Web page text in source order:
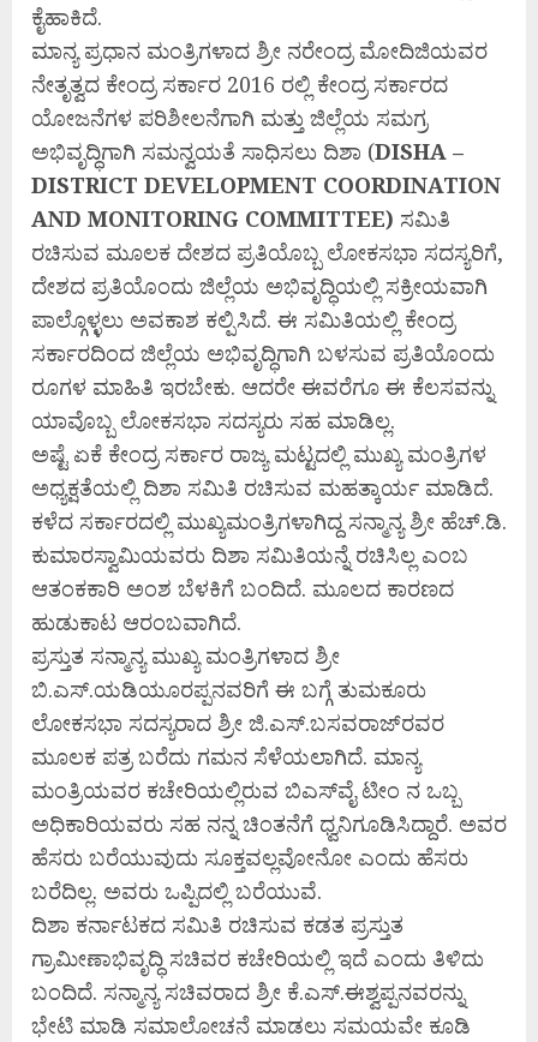
ಕೈಹಾಕಿದೆ.
ಮಾನ್ಯ ಪ್ರಧಾನ ಮಂತ್ರಿಗಳಾದ ಶ್ರೀ ನರೇಂದ್ರ ಮೋದಿಜಿಯವರ
ನೇತೃತ್ವದ ಕೇಂದ್ರ ಸರ್ಕಾರ 2016 ರಲ್ಲಿ ಕೇಂದ್ರ ಸರ್ಕಾರದ
ಯೋಜನೆಗಳ ಪರಿಶೀಲನೆಗಾಗಿ ಮತ್ತು ಜಿಲ್ಲೆಯ ಸಮಗ್ರ
ಅಭಿವೃದ್ಧಿಗಾಗಿ ಸಮನ್ವಯತೆ ಸಾಧಿಸಲು ದಿಶಾ (DISHA –
DISTRICT DEVELOPMENT COORDINATION
AND MONITORING COMMITTEE) ಸಮಿತಿ
ರಚಿಸುವ ಮೂಲಕ ದೇಶದ ಪ್ರತಿಯೊಬ್ಬ ಲೋಕಸಭಾ ಸದಸ್ಯರಿಗೆ,
ದೇಶದ ಪ್ರತಿಯೊಂದು ಜಿಲ್ಲೆಯ ಅಭಿವೃದ್ಧಿಯಲ್ಲಿ ಸಕ್ರೀಯವಾಗಿ
ಪಾಲ್ಗೊಳ್ಳಲು ಅವಕಾಶ ಕಲ್ಪಿಸಿದೆ. ಈ ಸಮಿತಿಯಲ್ಲಿ ಕೇಂದ್ರ
ಸರ್ಕಾರದಿಂದ ಜಿಲ್ಲೆಯ ಅಭಿವೃದ್ಧಿಗಾಗಿ ಬಳಸುವ ಪ್ರತಿಯೊಂದು
ರೂಗಳ ಮಾಹಿತಿ ಇರಬೇಕು. ಆದರೇ ಈವರೆಗೂ ಈ ಕೆಲಸವನ್ನು
ಯಾವೊಬ್ಬ ಲೋಕಸಭಾ ಸದಸ್ಯರು ಸಹ ಮಾಡಿಲ್ಲ.
ಅಷ್ಟೆ ಏಕೆ ಕೇಂದ್ರ ಸರ್ಕಾರ ರಾಜ್ಯ ಮಟ್ಟದಲ್ಲಿ ಮುಖ್ಯ ಮಂತ್ರಿಗಳ
ಅಧ್ಯಕ್ಷತೆಯಲ್ಲಿ ದಿಶಾ ಸಮಿತಿ ರಚಿಸುವ ಮಹತ್ಕಾರ್ಯ ಮಾಡಿದೆ.
ಕಳೆದ ಸರ್ಕಾರದಲ್ಲಿ ಮುಖ್ಯಮಂತ್ರಿಗಳಾಗಿದ್ದ ಸನ್ಮಾನ್ಯ ಶ್ರೀ ಹೆಚ್.ಡಿ.
ಕುಮಾರಸ್ವಾಮಿಯವರು ದಿಶಾ ಸಮಿತಿಯನ್ನೆ ರಚಿಸಿಲ್ಲ ಎಂಬ
ಆತಂಕಕಾರಿ ಅಂಶ ಬೆಳಕಿಗೆ ಬಂದಿದೆ. ಮೂಲದ ಕಾರಣದ
ಹುಡುಕಾಟ ಆರಂಬವಾಗಿದೆ.
ಪ್ರಸ್ತುತ ಸನ್ಮಾನ್ಯ ಮುಖ್ಯ ಮಂತ್ರಿಗಳಾದ ಶ್ರೀ
ಬಿ.ಎಸ್.ಯಡಿಯೂರಪ್ಪನವರಿಗೆ ಈ ಬಗ್ಗೆ ತುಮಕೂರು
ಲೋಕಸಭಾ ಸದಸ್ಯರಾದ ಶ್ರೀ ಜಿ.ಎಸ್.ಬಸವರಾಜ್‌ರವರ
ಮೂಲಕ ಪತ್ರ ಬರೆದು ಗಮನ ಸೆಳೆಯಲಾಗಿದೆ. ಮಾನ್ಯ
ಮಂತ್ರಿಯವರ ಕಚೇರಿಯಲ್ಲಿರುವ ಬಿಎಸ್‌ವೈ ಟೀಂ ನ ಒಬ್ಬ
ಅಧಿಕಾರಿಯವರು ಸಹ ನನ್ನ ಚಿಂತನೆಗೆ ಧ್ವನಿಗೂಡಿಸಿದ್ದಾರೆ. ಅವರ
ಹೆಸರು ಬರೆಯುವುದು ಸೂಕ್ತವಲ್ಲವೋನೋ ಎಂದು ಹೆಸರು
ಬರೆದಿಲ್ಲ. ಅವರು ಒಪ್ಪಿದಲ್ಲಿ ಬರೆಯುವೆ.
ದಿಶಾ ಕರ್ನಾಟಕದ ಸಮಿತಿ ರಚಿಸುವ ಕಡತ ಪ್ರಸ್ತುತ
ಗ್ರಾಮೀಣಾಭಿವೃದ್ಧಿ ಸಚಿವರ ಕಚೇರಿಯಲ್ಲಿ ಇದೆ ಎಂದು ತಿಳಿದು
ಬಂದಿದೆ. ಸನ್ಮಾನ್ಯ ಸಚಿವರಾದ ಶ್ರೀ ಕೆ.ಎಸ್.ಈಶ್ವಪ್ಪನವರನ್ನು
ಭೇಟಿ ಮಾಡಿ ಸಮಾಲೋಚನೆ ಮಾಡಲು ಸಮಯವೇ ಕೂಡಿ